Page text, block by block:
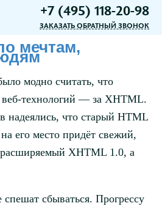
+7 (495) 118-20-98
ЗАКАЗАТЬ ОБРАТНЫЙ ЗВОНОК
мечтам,
модно считать, что
веб-технологий — за XHTML.
надеялись, что старый HTML
его место придёт свежий,
XHTML 1.0, а
сбываться. Прогрессу